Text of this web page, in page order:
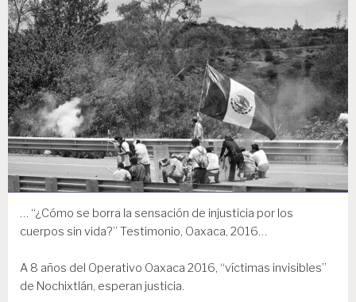
… “¿Cómo se borra la sensación de injusticia por los
cuerpos sin vida?” Testimonio, Oaxaca, 2016…
A 8 años del Operativo Oaxaca 2016, “víctimas invisibles”
de Nochixtlán, esperan justicia.